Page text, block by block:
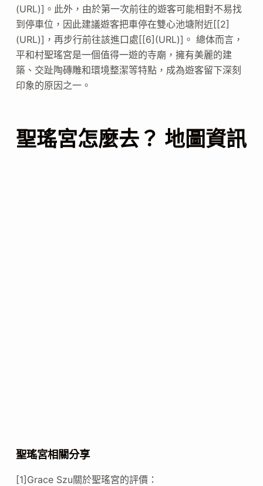
(URL)]。此外，由於第一次前往的遊客可能相對不易找
到停車位，因此建議遊客把車停在雙心池塘附近[[2]
(URL)]，再步行前往該進口處[[6](URL)]。 總体而言，
平和村聖瑤宮是一個值得一遊的寺廟，擁有美麗的建
築、交趾陶磚雕和環境整潔等特點，成為遊客留下深刻
印象的原因之一。
聖瑤宮怎麼去？ 地圖資訊
聖瑤宮相關分享
[1]Grace Szu關於聖瑤宮的評價：